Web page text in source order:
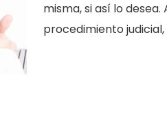
misma, si así lo
procedimiento judicial,